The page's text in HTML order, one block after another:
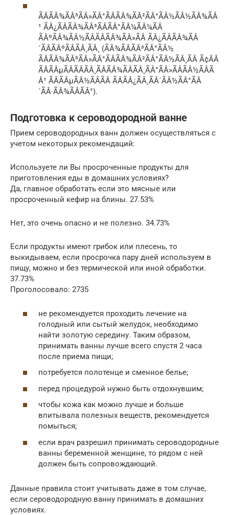
ÃÂÃÂ¾ÃÂ³ÃÂ»ÃÂ°ÃÂÃÂ¾ÃÂ²ÃÂ°ÃÂ½ÃÂ½ÃÂ¾ÃÂ
¹ ÃÂ¿ÃÂÃÂ¾ÃÂ³ÃÂÃÂ°ÃÂ¼ÃÂ¼ÃÂ
ÃÂºÃÂ¾ÃÂ½ÃÂÃÂÃÂ¾ÃÂ»ÃÂ ÃÂ¿ÃÂÃÂ¾ÃÂ
´ÃÂÃÂºÃÂÃÂ¸ÃÂ¸ (ÃÂ¾ÃÂÃÂ³ÃÂ°ÃÂ½
ÃÂÃÂ¾ÃÂ³ÃÂ»ÃÂ°ÃÂÃÂ¾ÃÂ²ÃÂ°ÃÂ½ÃÂ¸ÃÂ Ã¢ÂÂ
ÃÂÃÂµÃÂÃÂÃÂ¸ÃÂÃÂ¾ÃÂÃÂ¸ÃÂ°ÃÂ»ÃÂÃÂ½ÃÂÃ
Â¹ ÃÂÃÂµÃÂ½ÃÂÃÂ ÃÂÃÂ¿ÃÂ¸ÃÂ´ÃÂ½ÃÂ°ÃÂ
´ÃÂ·ÃÂ¾ÃÂÃÂ°).
Подготовка к сероводородной ванне
Прием сероводородных ванн должен осуществляться с
учетом некоторых рекомендаций:
Используете ли Вы просроченные продукты для
приготовления еды в домашних условиях?
Да, главное обработать если это мясные или
просроченный кефир на блины. 27.53%
Нет, это очень опасно и не полезно. 34.73%
Если продукты имеют грибок или плесень, то
выкидываем, если просрочка пару дней используем в
пищу, можно и без термической или иной обработки.
37.73%
Проголосовало: 2735
не рекомендуется проходить лечение на
голодный или сытый желудок, необходимо
найти золотую середину. Таким образом,
принимать ванны лучше всего спустя 2 часа
после приема пищи;
потребуется полотенце и сменное белье;
перед процедурой нужно быть отдохнувшим;
чтобы кожа как можно лучше и больше
впитывала полезных веществ, рекомендуется
помыться;
если врач разрешил принимать сероводородные
ванны беременной женщине, то рядом с ней
должен быть сопровождающий.
Данные правила стоит учитывать даже в том случае,
если сероводородную ванну принимать в домашних
условиях.